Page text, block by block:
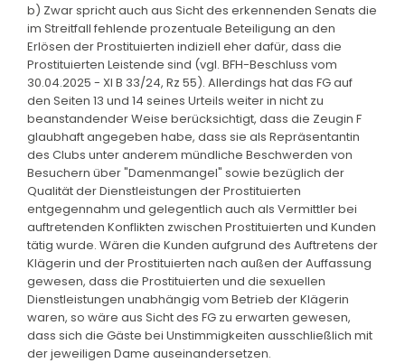
b) Zwar spricht auch aus Sicht des erkennenden Senats die
im Streitfall fehlende prozentuale Beteiligung an den
Erlösen der Prostituierten indiziell eher dafür, dass die
Prostituierten Leistende sind (vgl. BFH-Beschluss vom
30.04.2025 - XI B 33/24, Rz 55). Allerdings hat das FG auf
den Seiten 13 und 14 seines Urteils weiter in nicht zu
beanstandender Weise berücksichtigt, dass die Zeugin F
glaubhaft angegeben habe, dass sie als Repräsentantin
des Clubs unter anderem mündliche Beschwerden von
Besuchern über "Damenmangel" sowie bezüglich der
Qualität der Dienstleistungen der Prostituierten
entgegennahm und gelegentlich auch als Vermittler bei
auftretenden Konflikten zwischen Prostituierten und Kunden
tätig wurde. Wären die Kunden aufgrund des Auftretens der
Klägerin und der Prostituierten nach außen der Auffassung
gewesen, dass die Prostituierten und die sexuellen
Dienstleistungen unabhängig vom Betrieb der Klägerin
waren, so wäre aus Sicht des FG zu erwarten gewesen,
dass sich die Gäste bei Unstimmigkeiten ausschließlich mit
der jeweiligen Dame auseinandersetzen.